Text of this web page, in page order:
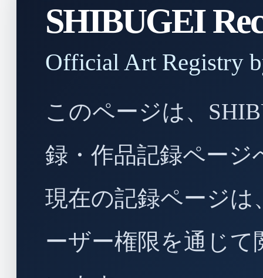
SHIBUGEI
Official Art Registry
このページは、
録・作品記録ペー
現在の記録ページは
ーザー権限を通じ